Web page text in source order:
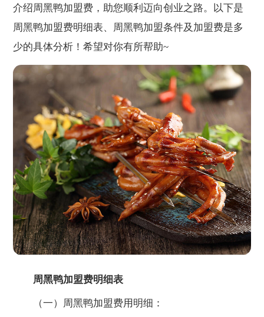
介绍周黑鸭加盟费，助您顺利迈向创业之路。以下是
周黑鸭加盟费明细表、周黑鸭加盟条件及加盟费是多
少的具体分析！希望对你有所帮助~
周黑鸭加盟费明细表
（一）周黑鸭加盟费用明细：